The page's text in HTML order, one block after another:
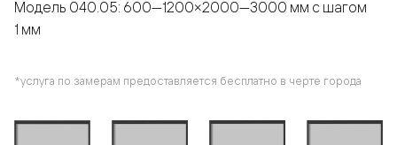
Модель 040.05: 600—1200×2000—3000 мм с шагом
1 мм
*услуга по замерам предоставляется бесплатно в черте города